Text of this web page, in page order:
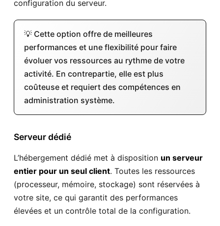
configuration du serveur.
💡 Cette option offre de meilleures
performances et une flexibilité pour faire
évoluer vos ressources au rythme de votre
activité. En contrepartie, elle est plus
coûteuse et requiert des compétences en
administration système.
Serveur dédié
L’hébergement dédié met à disposition un serveur
entier pour un seul client. Toutes les ressources
(processeur, mémoire, stockage) sont réservées à
votre site, ce qui garantit des performances
élevées et un contrôle total de la configuration.